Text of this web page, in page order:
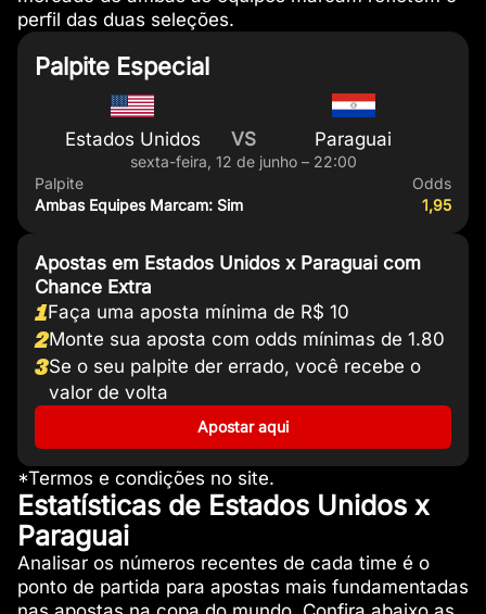
perfil das duas seleções.
Palpite Especial
Estados Unidos VS Paraguai
sexta-feira, 12 de junho – 22:00
Palpite
Ambas Equipes Marcam: Sim
Odds
1,95
Apostas em Estados Unidos x Paraguai com
Chance Extra
1Faça uma aposta mínima de R$ 10
2Monte sua aposta com odds mínimas de 1.80
3Se o seu palpite der errado, você recebe o
valor de volta
Apostar aqui
*Termos e condições no site.
Estatísticas de Estados Unidos x
Paraguai
Analisar os números recentes de cada time é o
ponto de partida para apostas mais fundamentadas